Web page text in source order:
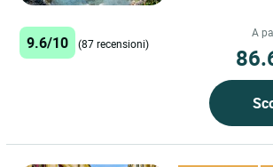
9.6/10 (87 recensioni)
A